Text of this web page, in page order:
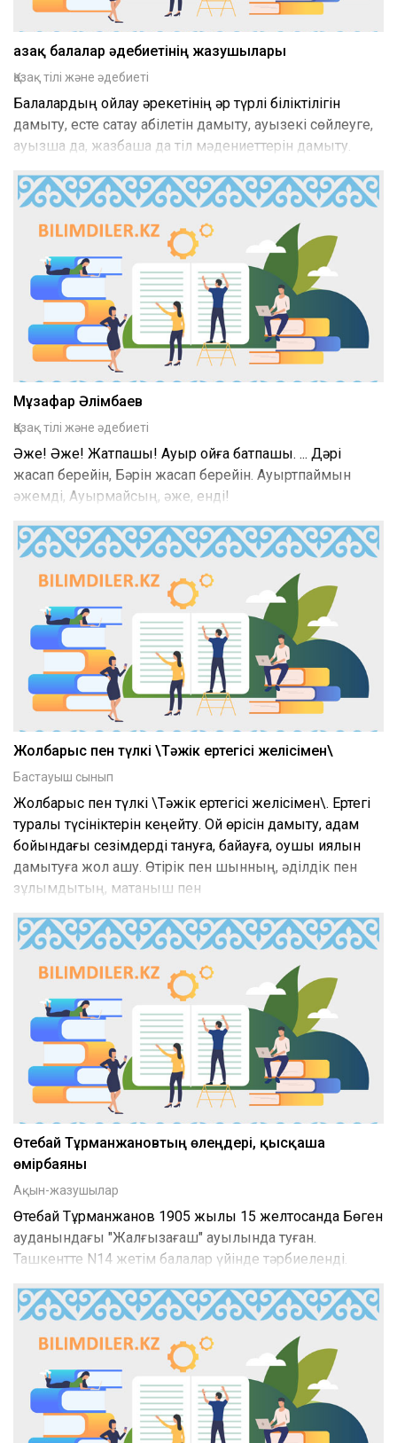
Қазақ балалар әдебиетінің жазушылары
Қазақ тілі және әдебиеті
Балалардың ойлау әрекетінің әр түрлі біліктілігін
дамыту, есте сақтау қабілетін дамыту, ауызекі сөйлеуге,
ауызша да, жазбаша да тіл мәдениеттерін дамыту.
Мұзафар Әлімбаев
Қазақ тілі және әдебиеті
Әже! Әже! Жатпашы! Ауыр ойға батпашы. ... Дәрі
жасап берейін, Бәрін жасап берейін. Ауыртпаймын
әжемді, Ауырмайсың, әже, енді!
Жолбарыс пен түлкі \Тәжік ертегісі желісімен\
Бастауыш сынып
Жолбарыс пен түлкі \Тәжік ертегісі желісімен\. Ертегі
туралы түсініктерін кеңейту. Ой өрісін дамыту, адам
бойындағы сезімдерді тануға, байқауға, оқушы қиялын
дамытуға жол ашу. Өтірік пен шынның, әділдік пен
зұлымдықтың, мақтаныш пен
Өтебай Тұрманжановтың өлеңдері, қысқаша
өмірбаяны
Ақын-жазушылар
Өтебай Тұрманжанов 1905 жылы 15 желтоқсанда Бөген
ауданындағы "Жалғызағаш" ауылында туған.
Ташкентте N14 жетім балалар үйінде тәрбиеленді.